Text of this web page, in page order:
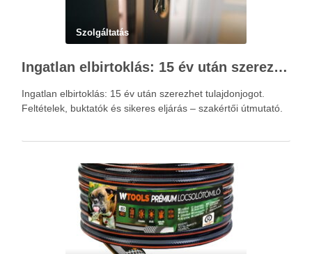
Szolgáltatás
Ingatlan elbirtoklás: 15 év után szerezhet tulajdonjogot – szakértői útmutató
Ingatlan elbirtoklás: 15 év után szerezhet tulajdonjogot.
Feltételek, buktatók és sikeres eljárás – szakértői útmutató.